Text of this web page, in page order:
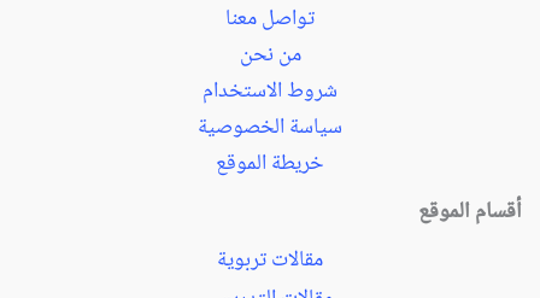
تواصل معنا
من نحن
شروط الاستخدام
سياسة الخصوصية
خريطة الموقع
أقسام الموقع
مقالات تربوية